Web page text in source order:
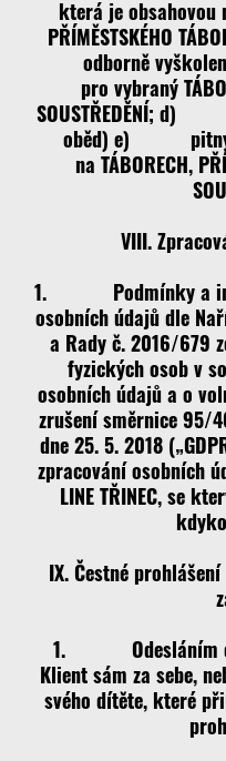
která je obsahovou
PŘÍMĚSTSKÉHO
odborně
pro vybraný
SOUSTŘEDĚNÍ; d)
oběd) e) pitný
na TÁBORECH,
VIII.
1. Podmínky a
osobních údajů dle
a Rady č. 2016/679
fyzických osob v
osobních údajů a o
zrušení směrnice 95/
dne 25. 5. 2018
zpracování osobních
LINE TŘINEC, se
IX. Čestné
1. Odesláním
Klient sám za sebe,
svého dítěte, které